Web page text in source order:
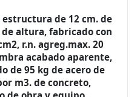
estructura de 12 cm. de
de altura, fabricado con
r.n. agreg.max. 20
acabado aparente,
de 95 kg de acero de
m3. de concreto,